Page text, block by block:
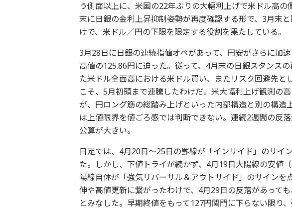
う側面以上に、米国の22年ぶりの大幅利上げで米ドル高
末に日銀の金利上昇抑制姿勢が再度確認する形で、3月末
けで、米ドル／円の下限を限定する役割を果たしている。
3月28日に日銀の連続指値オペがあって、円安がさらに加
高値の125.86円に迫った。従って、4月末の日銀スタンス
た米ドル全面高における米ドル買い、またリスク回避先と
こそ、5月初頭まで連騰したわけだ。米大幅利上げ観測の
が、円ロング筋の総踏み上げといった内部構造と別の構造
は上値限界を値ごろ感では判断できない。連続2週間の反
公算が大きい。
日足では、4月20日～25日の罫線が「インサイド」のサイ
た。しかし、下値トライが続かず、4月19日大陽線の安値
陽線自体が「強気リバーサル＆アウトサイド」のサイン
伸や高値更新に繋がったわけで、4月29日の反落があって
とみなした。早期終値をもって127円関門に下らない限り